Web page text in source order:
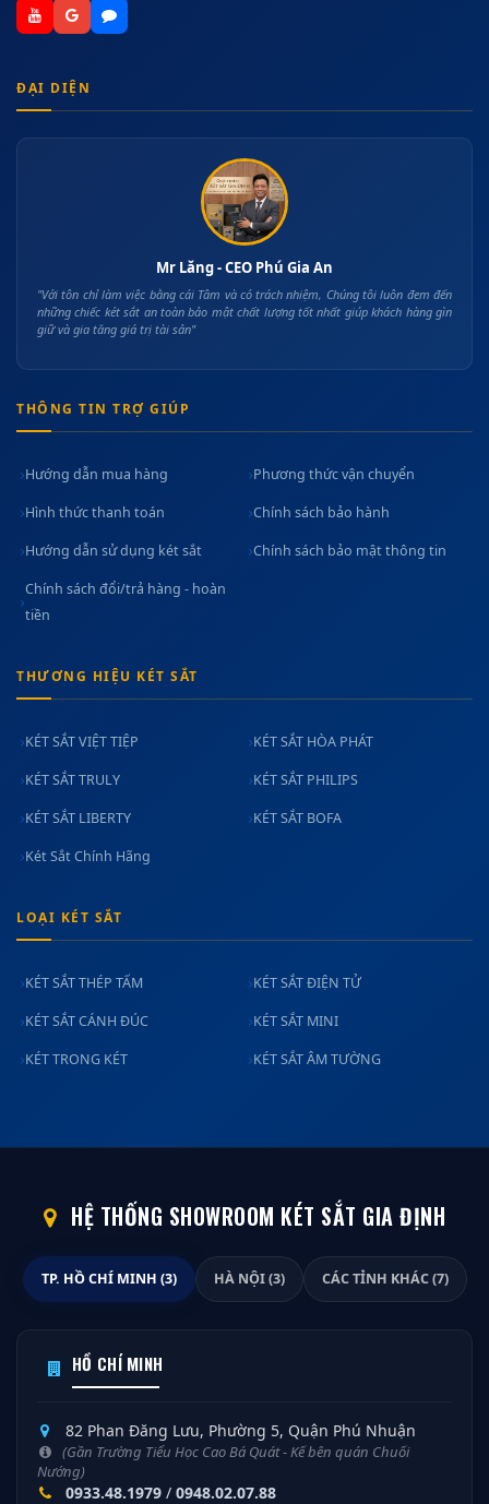
ĐẠI DIỆN
Mr Lăng - CEO Phú Gia An
"Với tôn chỉ làm việc bằng cái Tâm và có trách nhiệm, Chúng tôi luôn đem đến
những chiếc két sắt an toàn bảo mật chất lượng tốt nhất giúp khách hàng gìn
giữ và gia tăng giá trị tài sản"
THÔNG TIN TRỢ GIÚP
Hướng dẫn mua hàng Phương thức vận chuyển
Hình thức thanh toán Chính sách bảo hành
Hướng dẫn sử dụng két sắt Chính sách bảo mật thông tin
Chính sách đổi/trả hàng - hoàn
tiền
THƯƠNG HIỆU KÉT SẮT
KÉT SẮT VIỆT TIỆP KÉT SẮT HÒA PHÁT
KÉT SẮT TRULY KÉT SẮT PHILIPS
KÉT SẮT LIBERTY KÉT SẮT BOFA
Két Sắt Chính Hãng
LOẠI KÉT SẮT
KÉT SẮT THÉP TẤM KÉT SẮT ĐIỆN TỬ
KÉT SẮT CÁNH ĐÚC KÉT SẮT MINI
KÉT TRONG KÉT KÉT SẮT ÂM TƯỜNG
HỆ THỐNG SHOWROOM KÉT SẮT GIA ĐỊNH
TP. HỒ CHÍ MINH (3) HÀ NỘI (3) CÁC TỈNH KHÁC (7)
HỒ CHÍ MINH
82 Phan Đăng Lưu, Phường 5, Quận Phú Nhuận
(Gần Trường Tiểu Học Cao Bá Quát - Kế bên quán Chuối
Nướng)
0933.48.1979 / 0948.02.07.88